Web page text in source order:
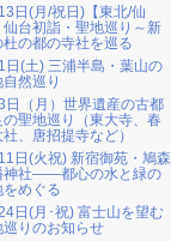
日(月/祝日)【東北/仙
仙台初詣・聖地巡り～新
杜の都の寺社を巡る
日(土) 三浦半島・葉山の
然巡り
日（月）世界遺産の古都
の聖地巡り（東大寺、春
社、唐招提寺など）
日(火祝) 新宿御苑・鳩森
神社――都心の水と緑の
をめぐる
日(月･祝) 富士山を望む
巡りのお知らせ